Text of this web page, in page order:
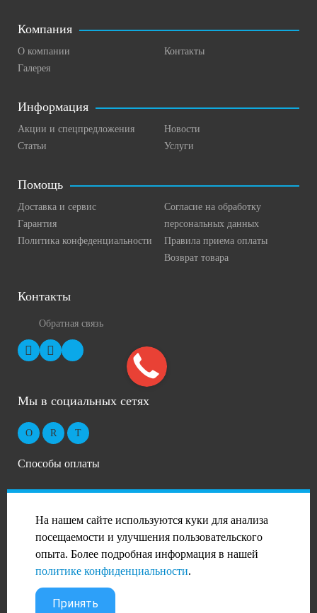
На нашем сайте используются куки для анализа
посещаемости и улучшения пользовательского
опыта. Более подробная информация в нашей
политике конфиденциальности.
Принять
Компания
О компании
Галерея
Контакты
Информация
Акции и спецпредложения
Статьи
Новости
Услуги
Помощь
Доставка и сервис
Гарантия
Политика конфеденциальности
Согласие на обработку
персональных данных
Правила приема оплаты
Возврат товара
Контакты
Обратная связь
Мы в социальных сетях
Способы оплаты
2026 © Профиль-Сталь в Тамбове
PANDA Digital Group